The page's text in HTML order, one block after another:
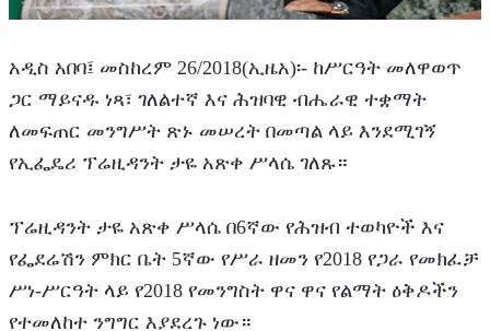
አዲስ አበባ፤ መስከረም 26/2018(ኢዜአ)፡- ከሥርዓት መለዋወጥ
ጋር ማይናዱ ነጻ፣ ገለልተኛ እና ሕዝባዊ ብሔራዊ ተቋማት
ለመፍጠር መንግሥት ጽኑ መሠረት በመጣል ላይ እንደሚገኝ
የኢፌዴሪ ፕሬዚዳንት ታዬ አጽቀ ሥላሴ ገለጹ።
ፕሬዚዳንት ታዬ አጽቀ ሥላሴ በ6ኛው የሕዝብ ተወካዮች እና
የፌደሬሽን ምክር ቤት 5ኛው የሥራ ዘመን የ2018 የጋራ የመክፈቻ
ሥነ-ሥርዓት ላይ የ2018 የመንግስት ዋና ዋና የልማት ዕቅዶችን
የተመለከተ ንግግር እያደረጉ ነው።